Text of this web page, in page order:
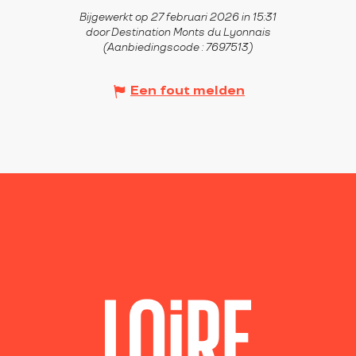
Bijgewerkt op 27 februari 2026 in 15:31
door Destination Monts du Lyonnais
(Aanbiedingscode :7697513)
Een fout melden